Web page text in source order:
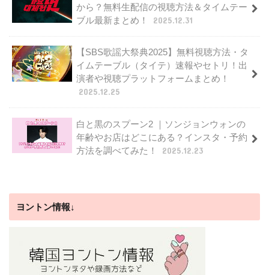
から？無料生配信の視聴方法＆タイムテー
ブル最新まとめ！
2025.12.31
【SBS歌謡大祭典2025】無料視聴方法・タ
イムテーブル（タイテ）速報やセトリ！出
演者や視聴プラットフォームまとめ！
2025.12.25
白と黒のスプーン2 ｜ソンジョンウォンの
年齢やお店はどこにある？インスタ・予約
方法を調べてみた！
2025.12.23
ヨントン情報↓